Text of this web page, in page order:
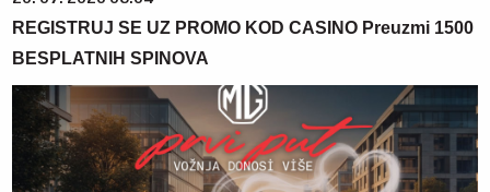
REGISTRUJ SE UZ PROMO KOD CASINO Preuzmi 1500
BESPLATNIH SPINOVA